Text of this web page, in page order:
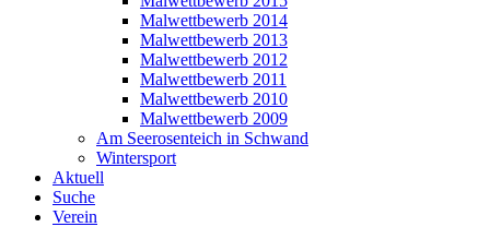
Malwettbewerb 2014
Malwettbewerb 2013
Malwettbewerb 2012
Malwettbewerb 2011
Malwettbewerb 2010
Malwettbewerb 2009
Am Seerosenteich in Schwand
Wintersport
Aktuell
Suche
Verein